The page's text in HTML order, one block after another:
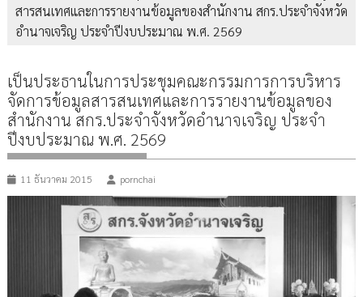
สารสนเทศและการรายงานข้อมูลของสำนักงาน สกร.ประจำจังหวัด
อำนาจเจริญ ประจำปีงบประมาณ พ.ศ. 2569
เป็นประธานในการประชุมคณะกรรมการการบริหาร
จัดการข้อมูลสารสนเทศและการรายงานข้อมูลของ
สำนักงาน สกร.ประจำจังหวัดอำนาจเจริญ ประจำ
ปีงบประมาณ พ.ศ. 2569
11 ธันวาคม 2015 pornchai